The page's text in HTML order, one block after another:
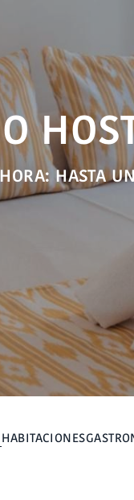
HASTA
HABITACIONES